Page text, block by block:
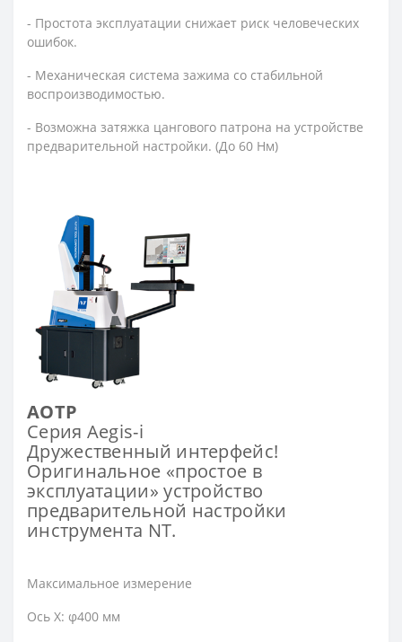
- Простота эксплуатации снижает риск человеческих
ошибок.
- Механическая система зажима со стабильной
воспроизводимостью.
- Возможна затяжка цангового патрона на устройстве
предварительной настройки. (До 60 Нм)
AOTP
Серия Aegis-i
Дружественный интерфейс!
Оригинальное «простое в
эксплуатации» устройство
предварительной настройки
инструмента NT.
Максимальное измерение
Ось X: φ400 мм